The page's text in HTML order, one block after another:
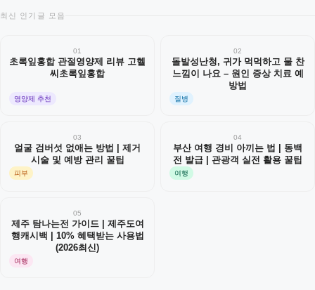
최신 인기글 모음
01
초록잎홍합 관절영양제 리뷰 고헬
씨초록잎홍합
영양제 추천
02
돌발성난청, 귀가 먹먹하고 물 찬
느낌이 나요 – 원인 증상 치료 예
방법
질병
03
얼굴 검버섯 없애는 방법 | 제거
시술 및 예방 관리 꿀팁
피부
04
부산 여행 경비 아끼는 법 | 동백
전 발급 | 관광객 실전 활용 꿀팁
여행
05
제주 탐나는전 가이드 | 제주도여
행캐시백 | 10% 혜택받는 사용법
(2026최신)
여행